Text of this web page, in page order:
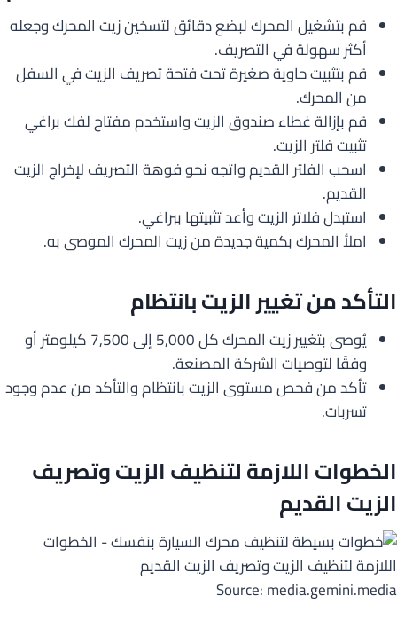
قم بتشغيل المحرك لبضع دقائق لتسخين زيت المحرك وجعله
أكثر سهولة في التصريف.
قم بتثبيت حاوية صغيرة تحت فتحة تصريف الزيت في السفل
من المحرك.
قم بإزالة غطاء صندوق الزيت واستخدم مفتاح لفك براغي
تثبيت فلتر الزيت.
اسحب الفلتر القديم واتجه نحو فوهة التصريف لإخراج الزيت
القديم.
استبدل فلاتر الزيت وأعد تثبيتها ببراغي.
املأ المحرك بكمية جديدة من زيت المحرك الموصى به.
التأكد من تغيير الزيت بانتظام
يُوصى بتغيير زيت المحرك كل 5,000 إلى 7,500 كيلومتر أو
وفقًا لتوصيات الشركة المصنعة.
تأكد من فحص مستوى الزيت بانتظام والتأكد من عدم وجود
تسربات.
الخطوات اللازمة لتنظيف الزيت وتصريف
الزيت القديم
Source: media.gemini.media